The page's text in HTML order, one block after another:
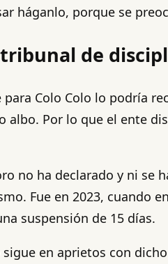
háganlo, porque se
de
para Colo Colo lo podría
albo. Por lo que el ente
no ha declarado y ni se
Fue en 2023, cuando
suspensión de 15 días.
sigue en aprietos con